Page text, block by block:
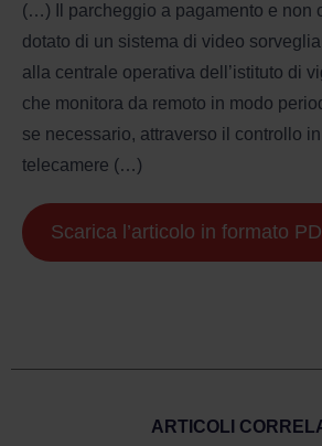
(…) Il parcheggio a pagamento e non
dotato di un sistema di video
alla centrale operativa dell’istituto di
che monitora da remoto in modo
se necessario, attraverso il controllo
telecamere (…)
Scarica l’articolo in formato
ARTICOLI